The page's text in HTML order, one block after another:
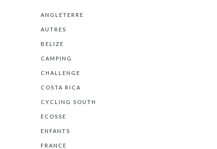
ANGLETERRE
AUTRES
BELIZE
CAMPING
CHALLENGE
COSTA RICA
CYCLING SOUTH
ECOSSE
ENFANTS
FRANCE